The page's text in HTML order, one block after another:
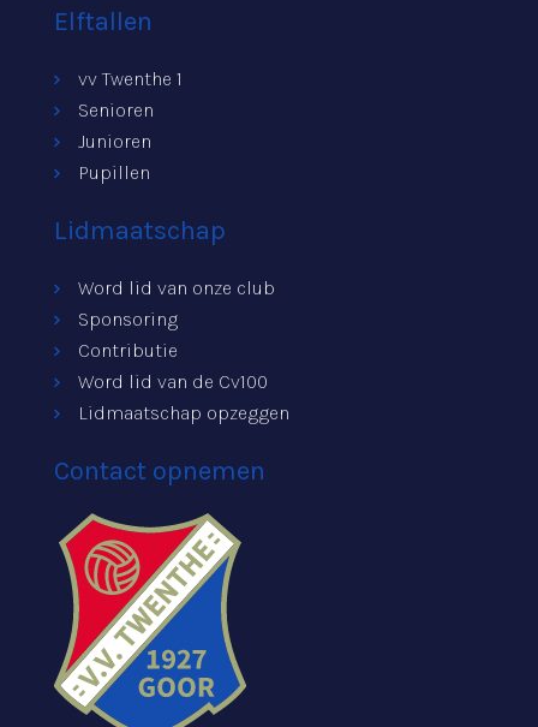
Elftallen
vv Twenthe 1
Senioren
Junioren
Pupillen
Lidmaatschap
Word lid van onze club
Sponsoring
Contributie
Word lid van de Cv100
Lidmaatschap opzeggen
Contact opnemen